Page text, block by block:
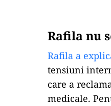
Rafila nu
Rafila a
tensiuni
care a
medicale.